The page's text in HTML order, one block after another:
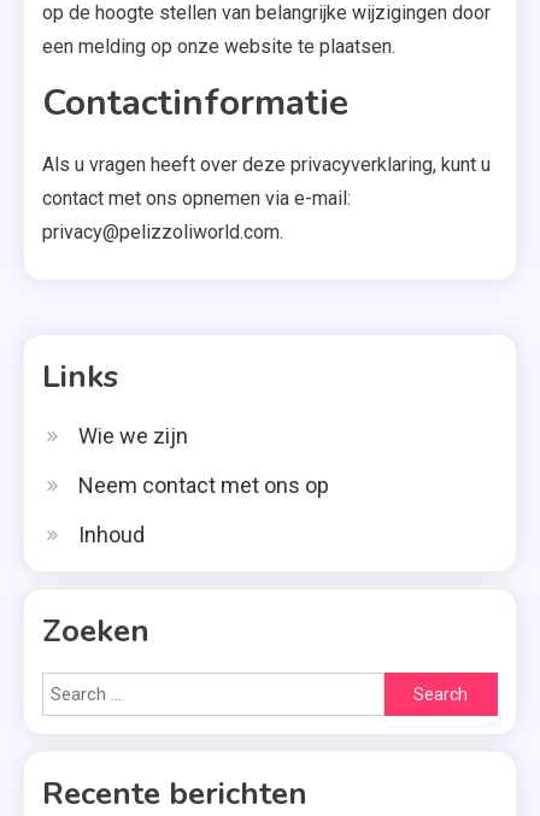
op de hoogte stellen van belangrijke wijzigingen door
een melding op onze website te plaatsen.
Contactinformatie
Als u vragen heeft over deze privacyverklaring, kunt u
contact met ons opnemen via e-mail:
privacy@pelizzoliworld.com.
Links
Wie we zijn
Neem contact met ons op
Inhoud
Zoeken
Search
for:
Recente berichten